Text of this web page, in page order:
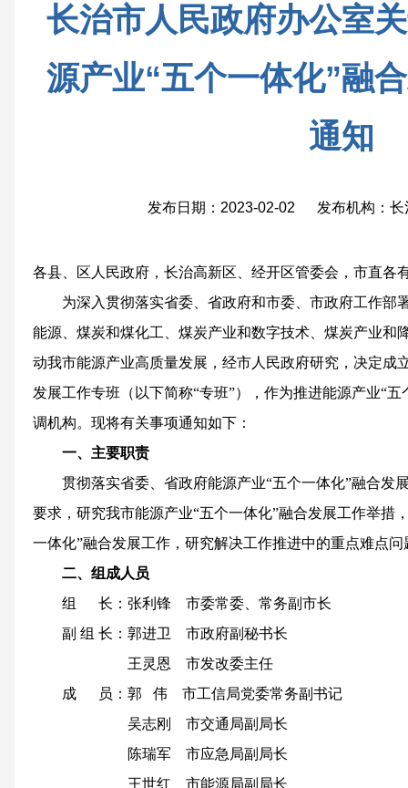
长治市人民政府办公室
源产业“五个一体化”融
通知
发布日期：2023-02-02 发布机构：长
各县、区人民政府，长治高新区、经开区管委会，市直各
为深入贯彻落实省委、省政府和市委、市政府工作部
能源、煤炭和煤化工、煤炭产业和数字技术、煤炭产业和
动我市能源产业高质量发展，经市人民政府研究，决定成
发展工作专班（以下简称“专班”），作为推进能源产业“
调机构。现将有关事项通知如下：
一、主要职责
贯彻落实省委、省政府能源产业“五个一体化”融合发
要求，研究我市能源产业“五个一体化”融合发展工作举措
一体化”融合发展工作，研究解决工作推进中的重点难点问
二、组成人员
组 长：张利锋 市委常委、常务副市长
副 组 长：郭进卫 市政府副秘书长
王灵恩 市发改委主任
成 员：郭 伟 市工信局党委常务副书记
吴志刚 市交通局副局长
陈瑞军 市应急局副局长
王世红 市能源局副局长